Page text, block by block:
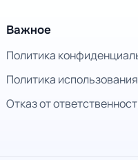
Важное
Политика
Политика
Отказ от